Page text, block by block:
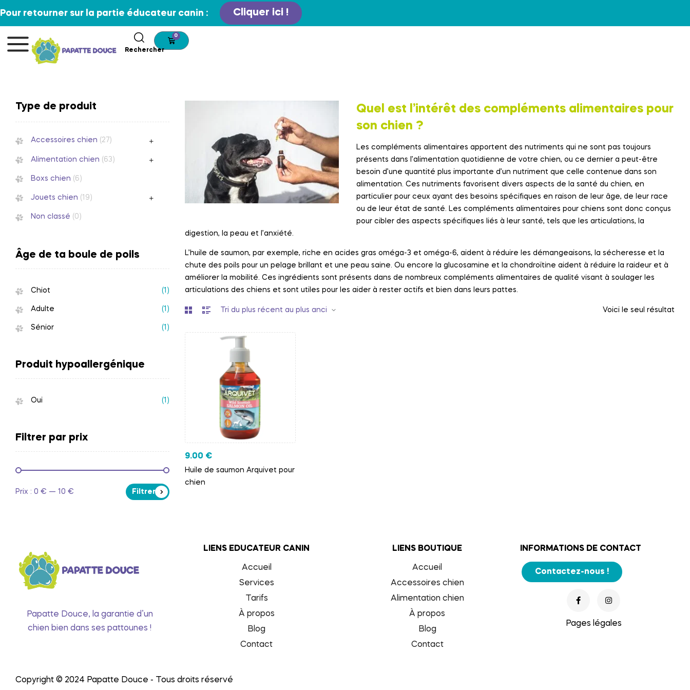
Pour retourner sur la partie éducateur canin : Cliquer ici !
Rechercher
0
Quel est l’intérêt des compléments alimentaires pour
son chien ?
Les compléments alimentaires apportent des nutriments qui ne sont pas toujours
présents dans l’alimentation quotidienne de votre chien, ou ce dernier a peut-être
besoin d’une quantité plus importante d’un nutriment que celle contenue dans son
alimentation. Ces nutriments favorisent divers aspects de la santé du chien, en
particulier pour ceux ayant des besoins spécifiques en raison de leur âge, de leur race
ou de leur état de santé. Les compléments alimentaires pour chiens sont donc conçus
pour cibler des aspects spécifiques liés à leur santé, tels que les articulations, la
digestion, la peau et l’anxiété.
L’huile de saumon, par exemple, riche en acides gras oméga-3 et oméga-6, aident à réduire les démangeaisons, la sécheresse et la
chute des poils pour un pelage brillant et une peau saine. Ou encore la glucosamine et la chondroïtine aident à réduire la raideur et à
améliorer la mobilité. Ces ingrédients sont présents dans de nombreux compléments alimentaires de qualité visant à soulager les
articulations des chiens et sont utiles pour les aider à rester actifs et bien dans leurs pattes.
Voici le seul résultat
9.00 €
Huile de saumon Arquivet pour
chien
Type de produit
Accessoires chien (27)
Alimentation chien (63)
Boxs chien (6)
Jouets chien (19)
Non classé (0)
Âge de ta boule de poils
Chiot (1)
Adulte (1)
Sénior (1)
Produit hypoallergénique
Oui (1)
Filtrer par prix
Filtrer
Prix : 0 € — 10 €
Papatte Douce, la garantie d’un
chien bien dans ses pattounes !
LIENS EDUCATEUR CANIN
Accueil
Services
Tarifs
À propos
Blog
Contact
LIENS BOUTIQUE
Accueil
Accessoires chien
Alimentation chien
À propos
Blog
Contact
INFORMATIONS DE CONTACT
Contactez-nous !
Pages légales
Copyright © 2024 Papatte Douce - Tous droits réservé